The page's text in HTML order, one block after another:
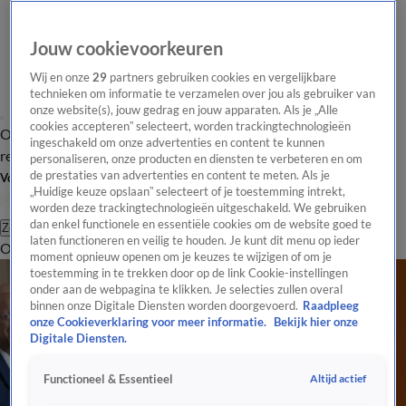
Overzicht Laatste nieuws Regionieuws Het beste van Hart
Tip de
redactie
Volg Hart van Nederland
Zoeken
OverzichtRegioUitzendingenWeerTip de redactiePanelVideo's
Jouw cookievoorkeuren
Wij en onze29 partners gebruiken cookies en vergelijkbare
technieken om informatie te verzamelen over jou als gebruiker van
onze website(s), jouw gedrag en jouw apparaten. Als je „Alle
cookies accepteren” selecteert, worden trackingtechnologieën
ingeschakeld om onze advertenties en content te kunnen
personaliseren, onze producten en diensten te verbeteren en om
de prestaties van advertenties en content te meten. Als je
„Huidige keuze opslaan” selecteert of je toestemming intrekt,
worden deze trackingtechnologieën uitgeschakeld. We gebruiken
dan enkel functionele en essentiële cookies om de website goed te
laten functioneren en veilig te houden. Je kunt dit menu op ieder
moment opnieuw openen om je keuzes te wijzigen of om je
toestemming in te trekken door op de link Cookie-instellingen
onder aan de webpagina te klikken. Je selecties zullen overal
binnen onze Digitale Diensten worden doorgevoerd. Raadpleeg
onze Cookieverklaring voor meer informatie.
Bekijk hier onze
Digitale Diensten.
Functioneel & Essentieel Altijd actief